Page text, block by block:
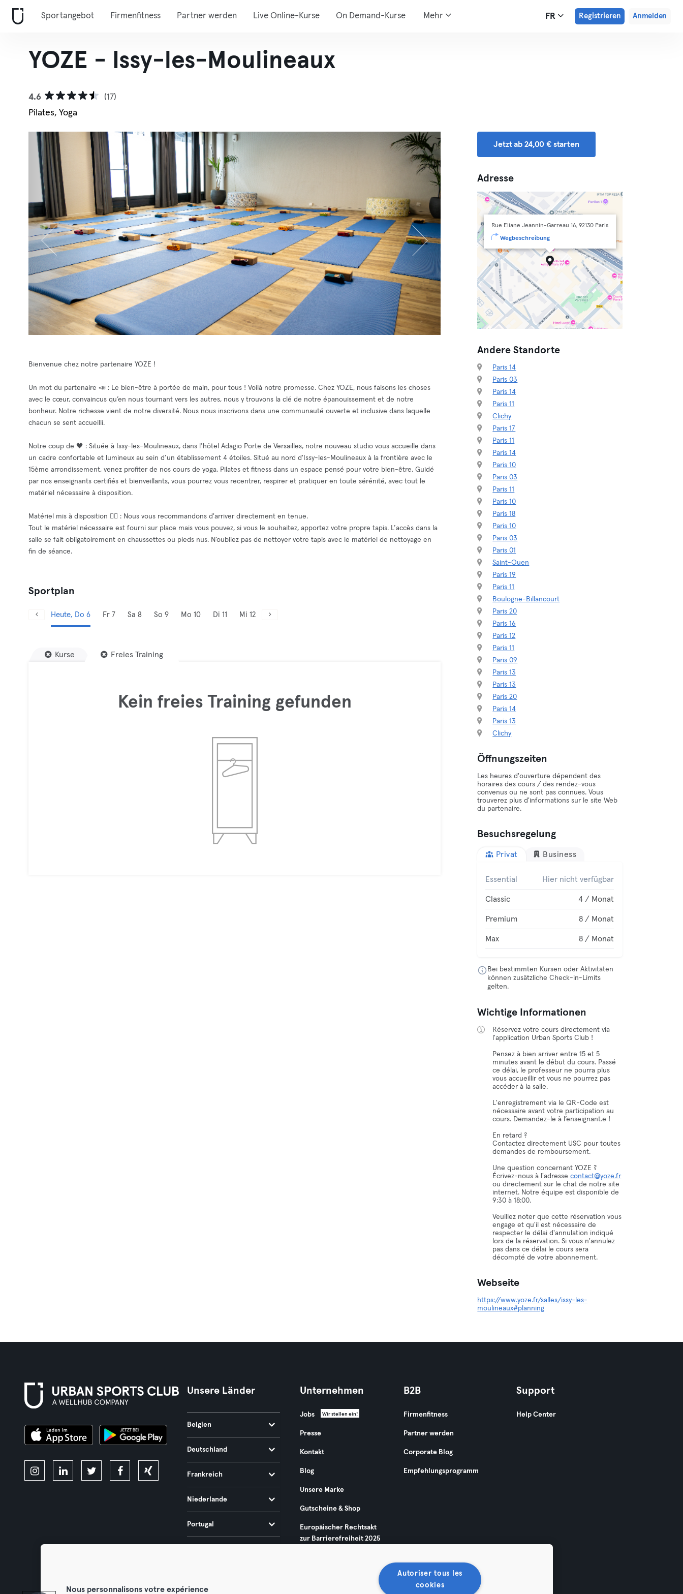
Sportangebot Firmenfitness Partner werden Live Online-Kurse On Demand-Kurse Mehr FR Registrieren Anmelden
YOZE - Issy-les-Moulineaux
4.6
(17)
Pilates, Yoga
Bienvenue chez notre partenaire YOZE !
Un mot du partenaire 📣 : Le bien-être à portée de main, pour tous ! Voilà notre promesse. Chez YOZE, nous faisons les choses
avec le cœur, convaincus qu’en nous tournant vers les autres, nous y trouvons la clé de notre épanouissement et de notre
bonheur. Notre richesse vient de notre diversité. Nous nous inscrivons dans une communauté ouverte et inclusive dans laquelle
chacun se sent accueilli.
Notre coup de 🖤 : Située à Issy-les-Moulineaux, dans l’hôtel Adagio Porte de Versailles, notre nouveau studio vous accueille dans
un cadre confortable et lumineux au sein d’un établissement 4 étoiles. Situé au nord d'Issy-les-Moulineaux à la frontière avec le
15ème arrondissement, venez profiter de nos cours de yoga, Pilates et fitness dans un espace pensé pour votre bien-être. Guidé
par nos enseignants certifiés et bienveillants, vous pourrez vous recentrer, respirer et pratiquer en toute sérénité, avec tout le
matériel nécessaire à disposition.
Matériel mis à disposition 🧘‍♂️ : Nous vous recommandons d'arriver directement en tenue.
Tout le matériel nécessaire est fourni sur place mais vous pouvez, si vous le souhaitez, apportez votre propre tapis. L’accès dans la
salle se fait obligatoirement en chaussettes ou pieds nus. N’oubliez pas de nettoyer votre tapis avec le matériel de nettoyage en
fin de séance.
Sportplan
Heute, Do 6 Fr 7 Sa 8 So 9 Mo 10 Di 11 Mi 12
Kurse Freies Training
Kein freies Training gefunden
Jetzt ab 24,00 € starten
Adresse
Rue Eliane Jeannin-Garreau 16, 92130 Paris
Wegbeschreibung
Andere Standorte
Paris 14
Paris 03
Paris 14
Paris 11
Clichy
Paris 17
Paris 11
Paris 14
Paris 10
Paris 03
Paris 11
Paris 10
Paris 18
Paris 10
Paris 03
Paris 01
Saint-Ouen
Paris 19
Paris 11
Boulogne-Billancourt
Paris 20
Paris 16
Paris 12
Paris 11
Paris 09
Paris 13
Paris 13
Paris 20
Paris 14
Paris 13
Clichy
Öffnungszeiten
Les heures d'ouverture dépendent des
horaires des cours / des rendez-vous
convenus ou ne sont pas connues. Vous
trouverez plus d'informations sur le site Web
du partenaire.
Besuchsregelung
Privat Business
Essential Hier nicht verfügbar
Classic 4 / Monat
Premium 8 / Monat
Max 8 / Monat
Bei bestimmten Kursen oder Aktivitäten
können zusätzliche Check-in-Limits
gelten.
Wichtige Informationen
Réservez votre cours directement via
l'application Urban Sports Club !
Pensez à bien arriver entre 15 et 5
minutes avant le début du cours. Passé
ce délai, le professeur ne pourra plus
vous accueillir et vous ne pourrez pas
accéder à la salle.
L'enregistrement via le QR-Code est
nécessaire avant votre participation au
cours. Demandez-le à l’enseignant.e !
En retard ?
Contactez directement USC pour toutes
demandes de remboursement.
Une question concernant YOZE ?
Écrivez-nous à l'adressecontact@yoze.fr
ou directement sur le chat de notre site
internet. Notre équipe est disponible de
9:30 à 18:00.
Veuillez noter que cette réservation vous
engage et qu'il est nécessaire de
respecter le délai d'annulation indiqué
lors de la réservation. Si vous n'annulez
pas dans ce délai le cours sera
décompté de votre abonnement.
Webseite
https://www.yoze.fr/salles/issy-les-
moulineaux#planning
Unsere Länder
Belgien
Deutschland
Frankreich
Niederlande
Portugal
Unternehmen
Jobs Wir stellen ein!
Presse
Kontakt
Blog
Unsere Marke
Gutscheine & Shop
Europäischer Rechtsakt
zur Barrierefreiheit 2025
B2B
Firmenfitness
Partner werden
Corporate Blog
Empfehlungsprogramm
Support
Help Center
Nous personnalisons votre expérience
Autoriser tous les
cookies